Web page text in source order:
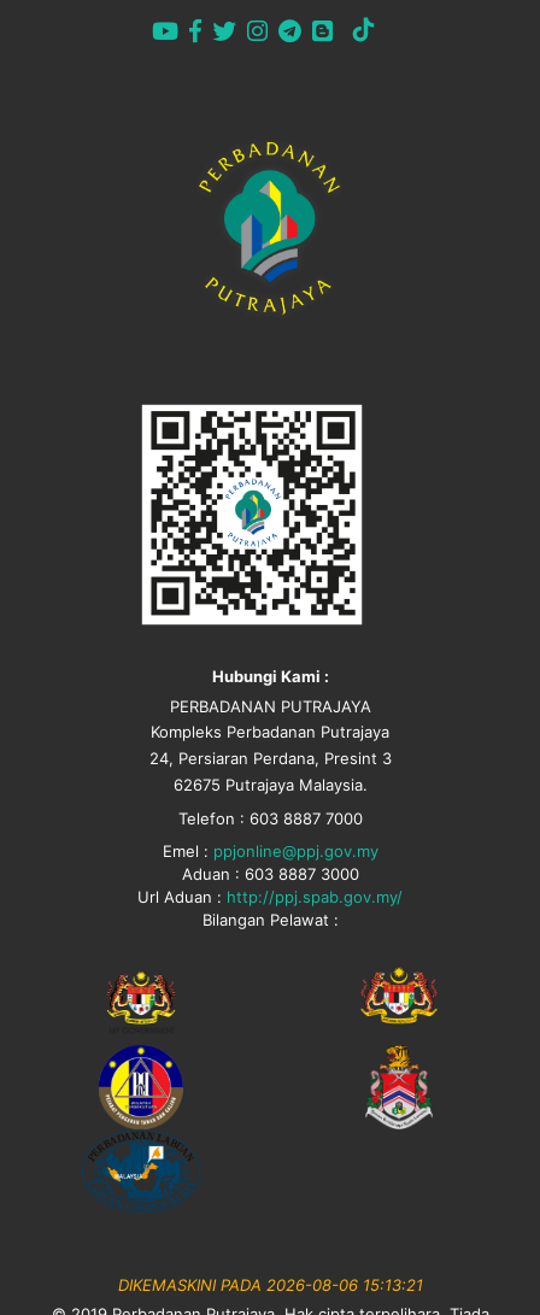
Hubungi Kami :
PERBADANAN PUTRAJAYA
Kompleks Perbadanan Putrajaya
24, Persiaran Perdana, Presint 3
62675 Putrajaya Malaysia.
Telefon : 603 8887 7000
Emel : ppjonline@ppj.gov.my
Aduan : 603 8887 3000
Url Aduan : http://ppj.spab.gov.my/
Bilangan Pelawat :
DIKEMASKINI PADA 2026-08-06 15:13:21